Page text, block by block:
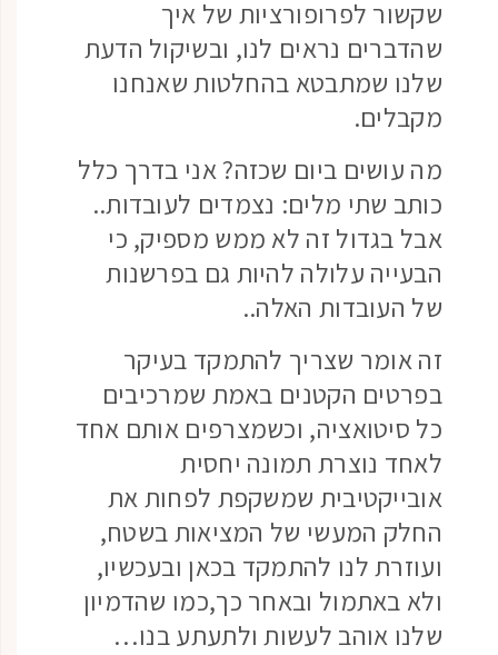
שקשור לפרופורציות של איך
שהדברים נראים לנו, ובשיקול הדעת
שלנו שמתבטא בהחלטות שאנחנו
מקבלים.
מה עושים ביום שכזה? אני בדרך כלל
כותב שתי מלים: נצמדים לעובדות..
אבל בגדול זה לא ממש מספיק, כי
הבעייה עלולה להיות גם בפרשנות
של העובדות האלה..
זה אומר שצריך להתמקד בעיקר
בפרטים הקטנים באמת שמרכיבים
כל סיטואציה, וכשמצרפים אותם אחד
לאחד נוצרת תמונה יחסית
אובייקטיבית שמשקפת לפחות את
החלק המעשי של המציאות בשטח,
ועוזרת לנו להתמקד בכאן ובעכשיו,
ולא באתמול ובאחר כך,כמו שהדמיון
שלנו אוהב לעשות ולתעתע בנו…